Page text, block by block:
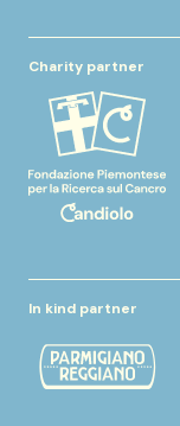
Charity partner
In kind partner